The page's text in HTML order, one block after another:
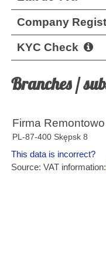
Company
KYC Check
Branches /
Firma
PL-87-400 Skępsk 8
This data is incorrect?
Source: VAT information: